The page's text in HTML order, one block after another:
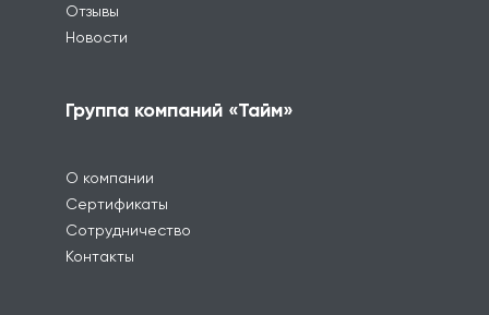
Отзывы
Новости
Группа компаний «Тайм»
О компании
Сертификаты
Сотрудничество
Контакты